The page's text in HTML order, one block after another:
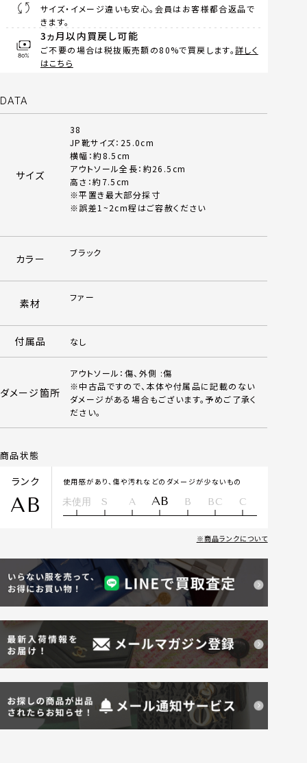
サイズ・イメージ違いも安心。会員はお客様都合返品で
きます。
3ヵ月以内買戻し可能
ご不要の場合は税抜販売額の80%で買戻します。詳しく
はこちら
DATA
サイズ
38
JP靴サイズ：25.0cm
横幅：約8.5cm
アウトソール全長：約26.5cm
高さ：約7.5cm
※平置き最大部分採寸
※誤差1~2cm程はご容赦ください
カラー ブラック
素材 ファー
付属品 なし
ダメージ箇所
アウトソール：傷、外側 :傷
※中古品ですので、本体や付属品に記載のない
ダメージがある場合もございます。予めご了承く
ださい。
商品状態
ランク
AB
使用感があり、傷や汚れなどのダメージが少ないもの
未使用 S A AB B BC C
商品ランクについて